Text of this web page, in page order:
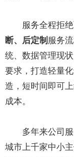
服务全程拒
断、后定制 服务
统、数据管理现
要求，打造轻量
造，短时间即可
成本。
多年来公司
城市上千家中小